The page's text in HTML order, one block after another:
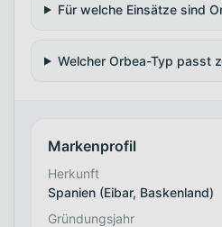
Für welche Einsätze sind
Welcher Orbea-Typ passt
Markenprofil
Herkunft
Spanien (Eibar, Baskenland)
Gründungsjahr